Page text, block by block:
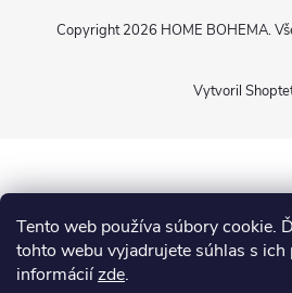
Tento web používa súbory cookie.
tohto webu vyjadrujete súhlas s
informáciízde.
Vytvoril
Copyright 2026 HOME BOHEMA.